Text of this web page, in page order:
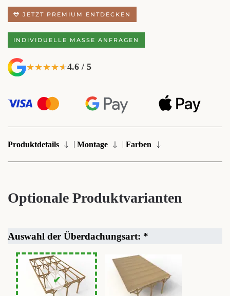
JETZT PREMIUM ENTDECKEN
INDIVIDUELLE MASSE ANFRAGEN
★★★★★
★★★★★4.6 / 5
Produktdetails | Montage | Farben
Optionale Produktvarianten
Auswahl der Überdachungsart: *